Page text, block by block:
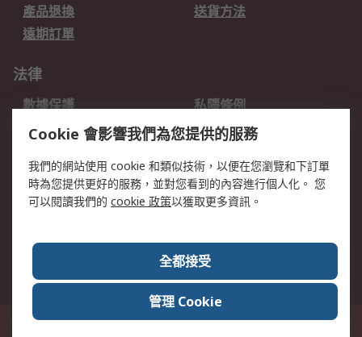
產品退換
送貨方法
遠期訂單
法律
數據保護
私隱條例
網站條款
郵件安全
關於RS
全球辦事處
加入我們
關於RS
香港長沙灣郵政信箱 80108號 此網站的所有解釋根據英語版本© RS
Cookie 會影響我們為您提供的服務
我們的網站使用 cookie 和類似技術，以便在您瀏覽和下訂單
時為您提供更好的服務，並對您看到的內容進行個人化。 您
可以閱讀我們的 cookie 政策以獲取更多資訊。
全都接受
管理 Cookie